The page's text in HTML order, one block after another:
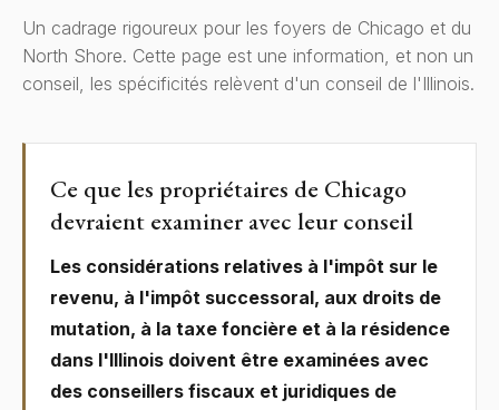
Un cadrage rigoureux pour les foyers de Chicago et du
North Shore. Cette page est une information, et non un
conseil, les spécificités relèvent d'un conseil de l'Illinois.
Ce que les propriétaires de Chicago
devraient examiner avec leur conseil
Les considérations relatives à l'impôt sur le
revenu, à l'impôt successoral, aux droits de
mutation, à la taxe foncière et à la résidence
dans l'Illinois doivent être examinées avec
des conseillers fiscaux et juridiques de